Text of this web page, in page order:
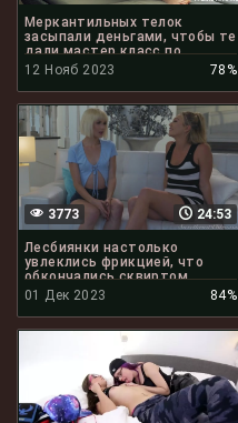
Меркантильных телок
засыпали деньгами, чтобы те
дали мастер класс по
кунилингусу
12 Нояб 2023 78%
24:53
3773
Лесбиянки настолько
увлеклись фрикцией, что
обкончались сквиртом
01 Дек 2023
84%